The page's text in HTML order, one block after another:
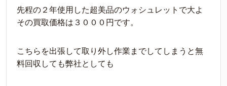
先程の２年使用した超美品のウォシュレットで大よ
その買取価格は３０００円です。
こちらを出張して取り外し作業までしてしまうと無
料回収しても弊社としても